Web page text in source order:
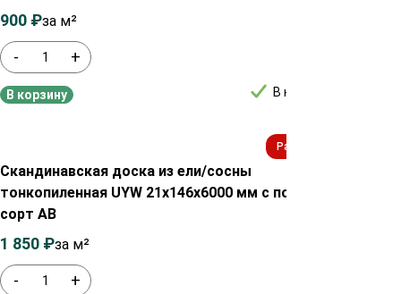
- +
В наличии
900 ₽за м²
В корзину
Распродажа!
Скандинавская доска из ели/сосны
тонкопиленная UYW 21х146х6000 мм с покраской
сорт АВ
- +
1 850 ₽за м²